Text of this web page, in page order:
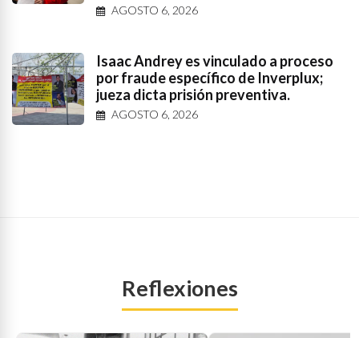
AGOSTO 6, 2026
Isaac Andrey es vinculado a proceso
por fraude específico de Inverplux;
jueza dicta prisión preventiva.
AGOSTO 6, 2026
Reflexiones